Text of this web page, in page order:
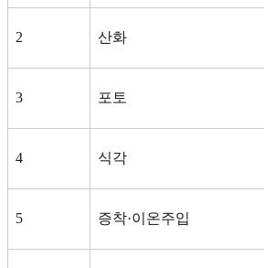
2 산화
3 포토
4 식각
5 증착·이온주입